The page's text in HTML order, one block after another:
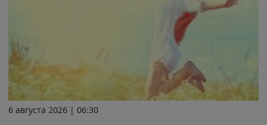
6 августа 2026 | 06:30